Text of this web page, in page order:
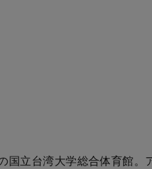
国立台湾大学総合体育館。